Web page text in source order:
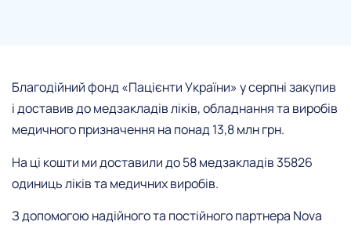
Благодійний фонд «Пацієнти України» у серпні закупив
і доставив до медзакладів ліків, обладнання та виробів
медичного призначення на понад 13,8 млн грн.
На ці кошти ми доставили до 58 медзакладів 35826
одиниць ліків та медичних виробів.
З допомогою надійного та постійного партнера Nova